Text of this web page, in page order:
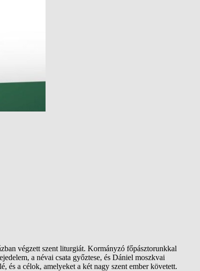
végzett szent liturgiát. Kormányzó főpásztorunkkal
a névai csata győztese, és Dániel moszkvai
és a célok, amelyeket a két nagy szent ember követett.